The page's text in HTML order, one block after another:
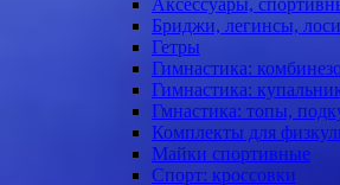
Аксессуары,
Бриджи, легинсы,
Гетры
Гимнастика:
Гимнастика:
Гмнастика: топы,
Комплекты для
Майки спортивные
Спорт: кроссовки